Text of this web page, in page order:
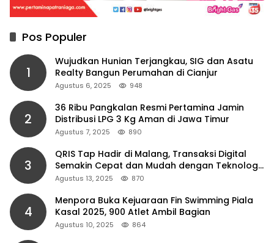
Pos Populer
1
Wujudkan Hunian Terjangkau, SIG dan Asatu
Realty Bangun Perumahan di Cianjur
Agustus 6, 2025 948
2
36 Ribu Pangkalan Resmi Pertamina Jamin
Distribusi LPG 3 Kg Aman di Jawa Timur
Agustus 7, 2025 890
3
QRIS Tap Hadir di Malang, Transaksi Digital
Semakin Cepat dan Mudah dengan Teknologi
NFC
Agustus 13, 2025 870
4
Menpora Buka Kejuaraan Fin Swimming Piala
Kasal 2025, 900 Atlet Ambil Bagian
Agustus 10, 2025 864